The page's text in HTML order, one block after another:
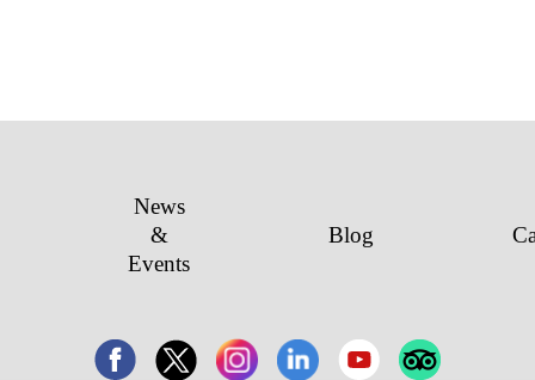
News
&
Events
Blog